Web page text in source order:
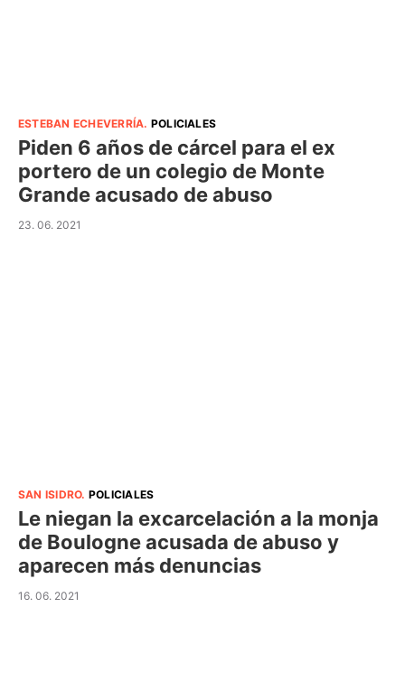
ESTEBAN ECHEVERRÍA. POLICIALES
Piden 6 años de cárcel para el ex
portero de un colegio de Monte
Grande acusado de abuso
23. 06. 2021
SAN ISIDRO. POLICIALES
Le niegan la excarcelación a la monja
de Boulogne acusada de abuso y
aparecen más denuncias
16. 06. 2021